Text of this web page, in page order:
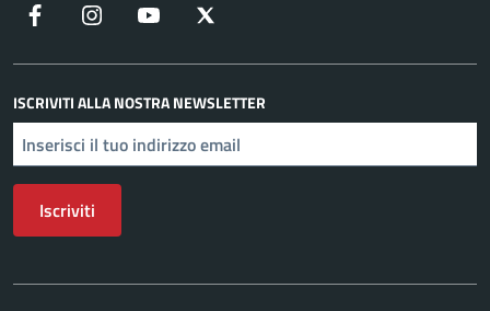
Facebook Instagram YouTube
ISCRIVITI ALLA NOSTRA NEWSLETTER